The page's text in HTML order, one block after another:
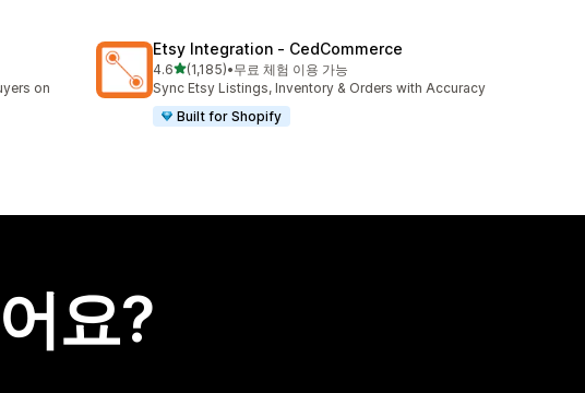
on
Etsy Integration ‑ CedCommerce
4.6별 5개 중
(1,185)
총 리뷰 1185개
•무료 체험 이용 가능
Sync Etsy Listings, Inventory & Orders with Accuracy
Built for Shopify
요?